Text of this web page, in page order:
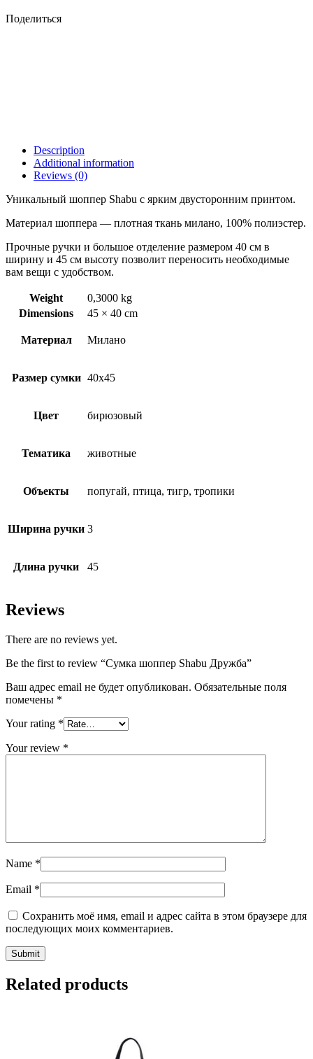
Поделиться
Description
Additional information
Reviews (0)
Уникальный шоппер Shabu с ярким двусторонним принтом.
Материал шоппера — плотная ткань милано, 100% полиэстер.
Прочные ручки и большое отделение размером 40 см в
ширину и 45 см высоту позволит переносить необходимые
вам вещи с удобством.
Weight
0,3000 kg
Dimensions
45 × 40 cm
Материал Милано
Размер сумки 40х45
Цвет бирюзовый
Тематика животные
Объекты попугай, птица, тигр, тропики
Ширина ручки 3
Длина ручки 45
Reviews
There are no reviews yet.
Be the first to review “Сумка шоппер Shabu Дружба”
Ваш адрес email не будет опубликован. Обязательные поля
помечены *
Your rating *
Your review *
Name *
Email *
Сохранить моё имя, email и адрес сайта в этом браузере для
последующих моих комментариев.
Related products